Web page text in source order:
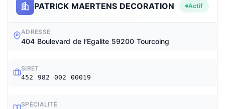
PATRICK MAERTENS DECORATION Actif
ADRESSE
404 Boulevard de l’Egalite 59200 Tourcoing
SIRET
452 982 002 00019
SPÉCIALITÉ